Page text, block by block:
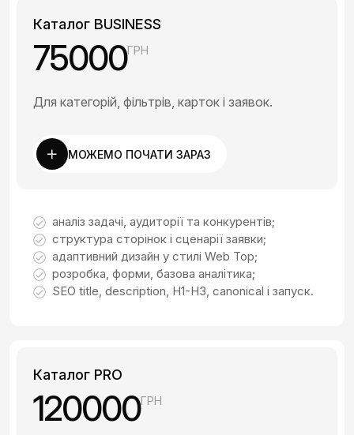
Каталог BUSINESS
75000ГРН
Для категорій, фільтрів, карток і заявок.
МОЖЕМО ПОЧАТИ ЗАРАЗ
аналіз задачі, аудиторії та конкурентів;
структура сторінок і сценарії заявки;
адаптивний дизайн у стилі Web Top;
розробка, форми, базова аналітика;
SEO title, description, H1-H3, canonical і запуск.
Каталог PRO
120000ГРН